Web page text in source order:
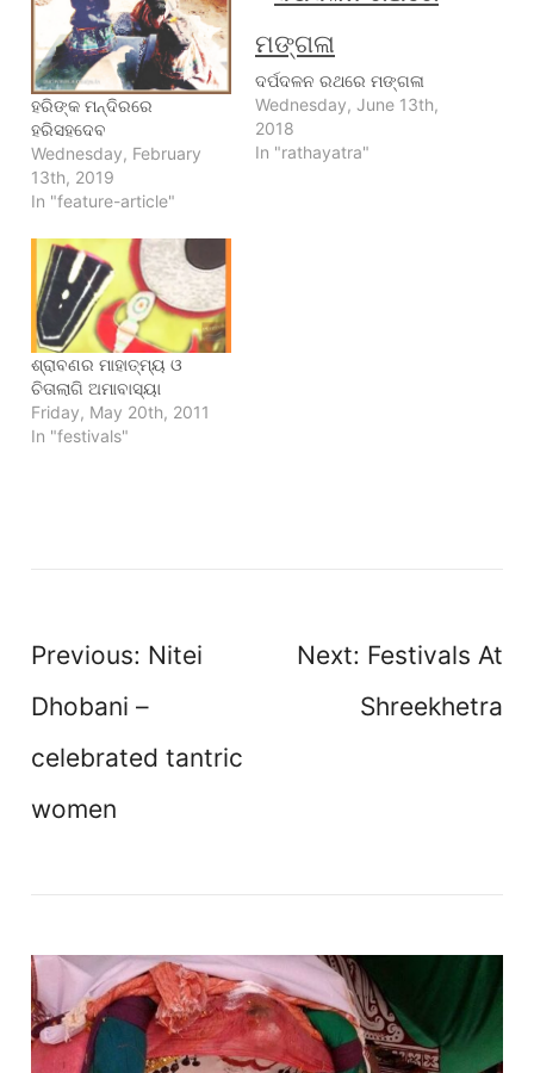
ହରିଙ୍କ ମନ୍ଦିରରେ
ହରିସହଦେବ
Wednesday, February
13th, 2019
In "feature-article"
ଦର୍ପଦଳନ ରଥରେ ମଙ୍ଗଳା
Wednesday, June 13th,
2018
In "rathayatra"
ଶ୍ରାବଣର ମାହାତ୍ମ୍ୟ ଓ
ଚିତାଲାଗି ଅମାବାସ୍ୟା
Friday, May 20th, 2011
In "festivals"
Post
Previous: Nitei
Dhobani –
celebrated tantric
women
Next: Festivals At
Shreekhetra